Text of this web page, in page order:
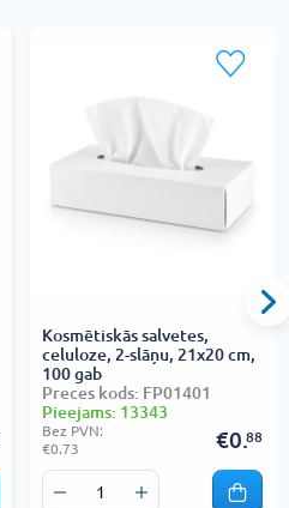
Kosmētiskās salvetes,
celuloze, 2-slāņu, 21x20 cm,
100 gab
Preces kods: FP01401
Pieejams: 13343
Bez PVN:
€0.73
€0.88